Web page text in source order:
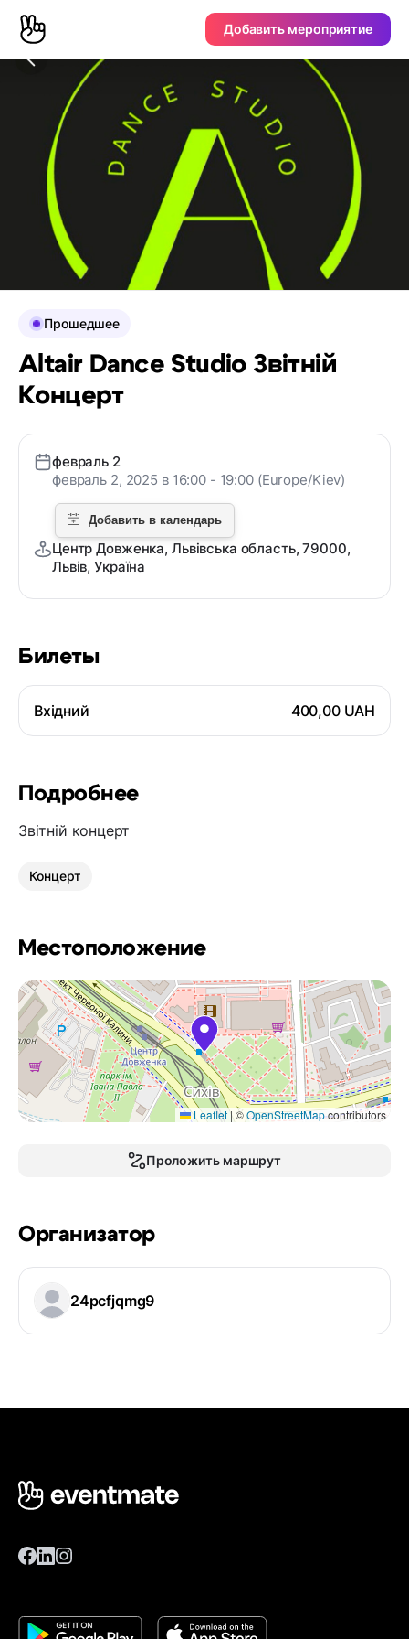
Добавить мероприятие
Билеты
Вхідний 400,00 UAH
Подробнее
Звітній концерт
Концерт
Местоположение
Leaflet|©OpenStreetMapcontributors
Проложить маршрут
Организатор
24pcfjqmg9
Прошедшее
Altair Dance Studio Звітній
Концерт
февраль 2
февраль 2, 2025 в 16:00 - 19:00 (Europe/Kiev)
Центр Довженка, Львівська область, 79000,
Львів, Україна